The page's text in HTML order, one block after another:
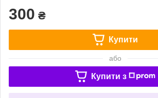
300 ₴
Купити
або
Купити з